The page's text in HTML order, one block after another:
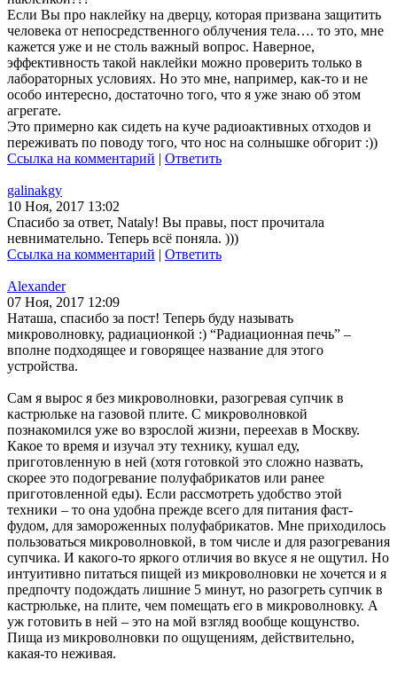
Если Вы про наклейку на дверцу, которая призвана защитить
человека от непосредственного облучения тела…. то это, мне
кажется уже и не столь важный вопрос. Наверное,
эффективность такой наклейки можно проверить только в
лабораторных условиях. Но это мне, например, как-то и не
особо интересно, достаточно того, что я уже знаю об этом
агрегате.
Это примерно как сидеть на куче радиоактивных отходов и
переживать по поводу того, что нос на солнышке обгорит :))
Ссылка на комментарий | Ответить
galinakgy
10 Ноя, 2017 13:02
Спасибо за ответ, Nataly! Вы правы, пост прочитала
невнимательно. Теперь всё поняла. )))
Ссылка на комментарий | Ответить
Alexander
07 Ноя, 2017 12:09
Наташа, спасибо за пост! Теперь буду называть
микроволновку, радиационкой :) “Радиационная печь” –
вполне подходящее и говорящее название для этого
устройства.
Сам я вырос я без микроволновки, разогревая супчик в
кастрюльке на газовой плите. С микроволновкой
познакомился уже во взрослой жизни, переехав в Москву.
Какое то время и изучал эту технику, кушал еду,
приготовленную в ней (хотя готовкой это сложно назвать,
скорее это подогревание полуфабрикатов или ранее
приготовленной еды). Если рассмотреть удобство этой
техники – то она удобна прежде всего для питания фаст-
фудом, для замороженных полуфабрикатов. Мне приходилось
пользоваться микроволновкой, в том числе и для разогревания
супчика. И какого-то яркого отличия во вкусе я не ощутил. Но
интуитивно питаться пищей из микроволновки не хочется и я
предпочту подождать лишние 5 минут, но разогреть супчик в
кастрюльке, на плите, чем помещать его в микроволновку. А
уж готовить в ней – это на мой взгляд вообще кощунство.
Пища из микроволновки по ощущениям, действительно,
какая-то неживая.